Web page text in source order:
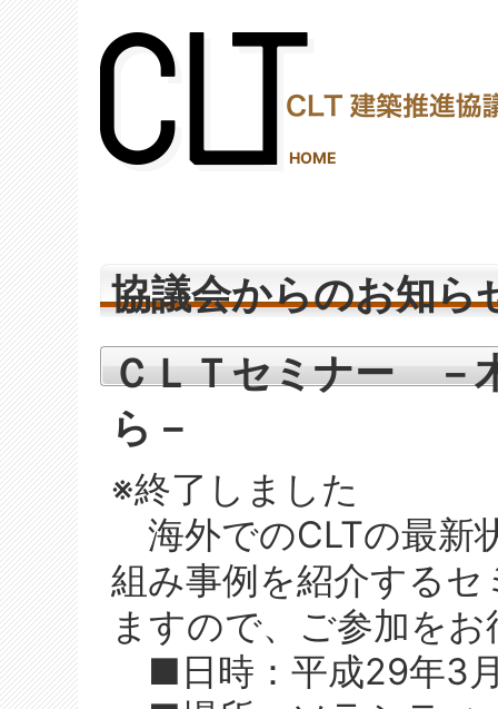
HOME
協議会からのお知ら
ＣＬＴセミナー －
ら－
※終了しました
海外でのCLTの最新
組み事例を紹介する
ますので、ご参加を
■日時：平成29年3